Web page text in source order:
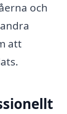
och
att